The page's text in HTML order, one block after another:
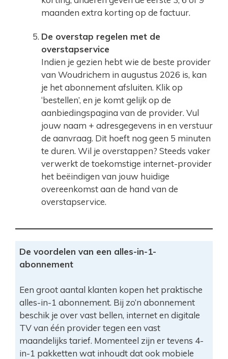
maanden extra korting op de factuur.
De overstap regelen met de
overstapservice
Indien je gezien hebt wie de beste provider
van Woudrichem in augustus 2026 is, kan
je het abonnement afsluiten. Klik op
‘bestellen’, en je komt gelijk op de
aanbiedingspagina van de provider. Vul
jouw naam + adresgegevens in en verstuur
de aanvraag. Dit hoeft nog geen 5 minuten
te duren. Wil je overstappen? Steeds vaker
verwerkt de toekomstige internet-provider
het beëindigen van jouw huidige
overeenkomst aan de hand van de
overstapservice.
De voordelen van een alles-in-1-
abonnement
Een groot aantal klanten kopen het praktische
alles-in-1 abonnement. Bij zo’n abonnement
beschik je over vast bellen, internet en digitale
TV van één provider tegen een vast
maandelijks tarief. Momenteel zijn er tevens 4-
in-1 pakketten wat inhoudt dat ook mobiele